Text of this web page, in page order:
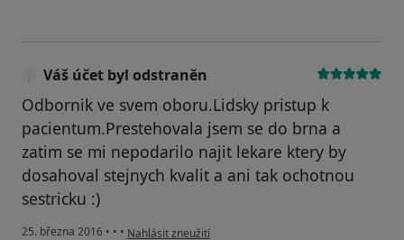
Váš účet byl odstraněn
Odbornik ve svem oboru.Lidsky pristup k
pacientum.Prestehovala jsem se do brna a
zatim se mi nepodarilo najit lekare ktery by
dosahoval stejnych kvalit a ani tak ochotnou
sestricku :)
25. března 2016 • • • podle názoru uživatele Váš účet byl odstraněn
Nahlásit zneužití